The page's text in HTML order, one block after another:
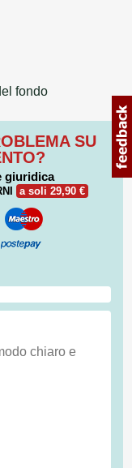
fondo
SU
giuridica
a soli 29,90 €